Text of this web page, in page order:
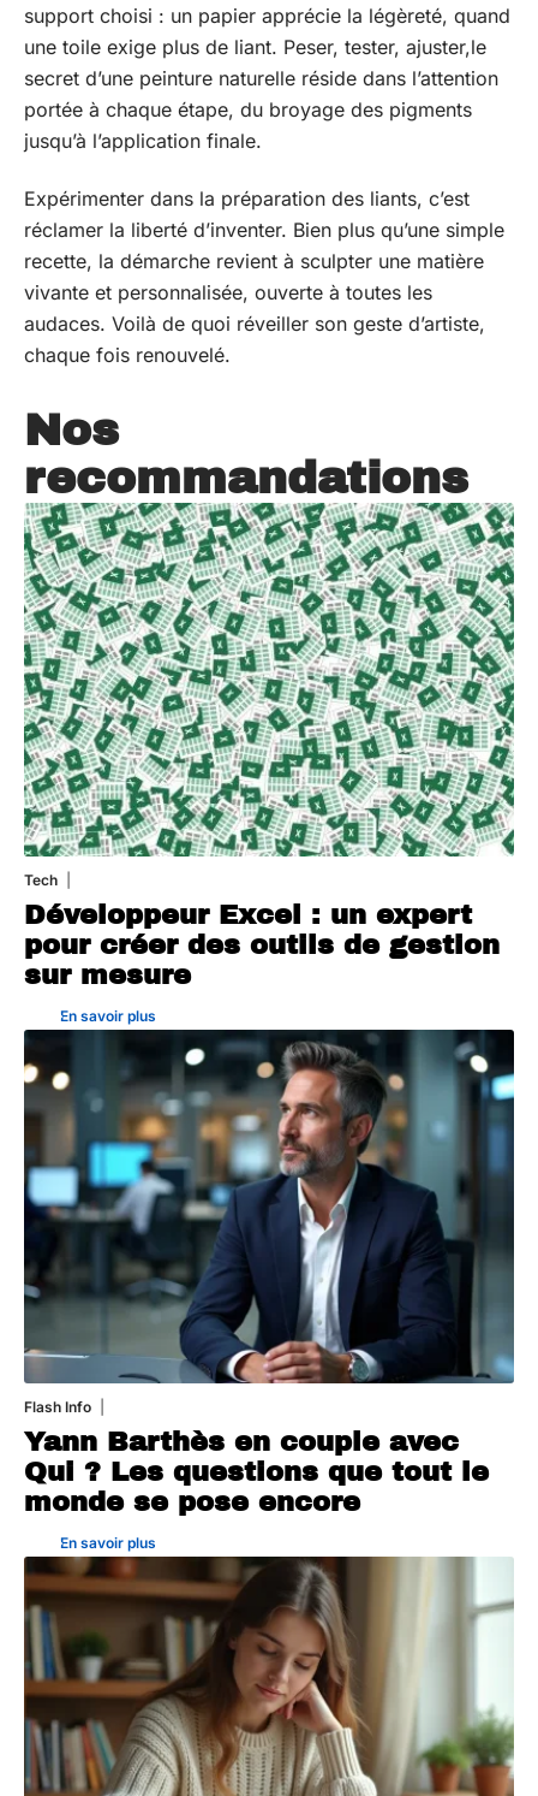
support choisi : un papier apprécie la légèreté, quand
une toile exige plus de liant. Peser, tester, ajuster,le
secret d’une peinture naturelle réside dans l’attention
portée à chaque étape, du broyage des pigments
jusqu’à l’application finale.
Expérimenter dans la préparation des liants, c’est
réclamer la liberté d’inventer. Bien plus qu’une simple
recette, la démarche revient à sculpter une matière
vivante et personnalisée, ouverte à toutes les
audaces. Voilà de quoi réveiller son geste d’artiste,
chaque fois renouvelé.
Nos
recommandations
Tech
Développeur Excel : un expert
pour créer des outils de gestion
sur mesure
En savoir plus
Flash Info
Yann Barthès en couple avec
Qui ? Les questions que tout le
monde se pose encore
En savoir plus